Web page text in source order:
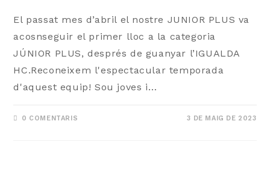
El passat mes d’abril el nostre JUNIOR PLUS va
acosnseguir el primer lloc a la categoria
JÚNIOR PLUS, després de guanyar l’IGUALDA
HC.Reconeixem l'espectacular temporada
d'aquest equip! Sou joves i…
0 COMENTARIS 3 DE MAIG DE 2023